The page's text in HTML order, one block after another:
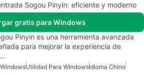
Sogou Pinyin: eficiente y moderno
gratis para Windows
Pinyin es una herramienta avanzada
para mejorar la experiencia de
Utilidad Para WindowsIdioma Chino